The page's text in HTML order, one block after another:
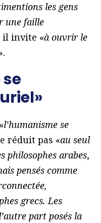
les gens
une faille
il invite «à ouvrir le
l’humanisme se
réduit pas «au seul
philosophes arabes,
pensés comme
grecs. Les
part posés la